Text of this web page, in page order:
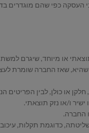
כפי שהם מוגדרים
או מיוחד, שיגרם
שהיא, שאז החברה שומרת
כדוגמת תקלות,